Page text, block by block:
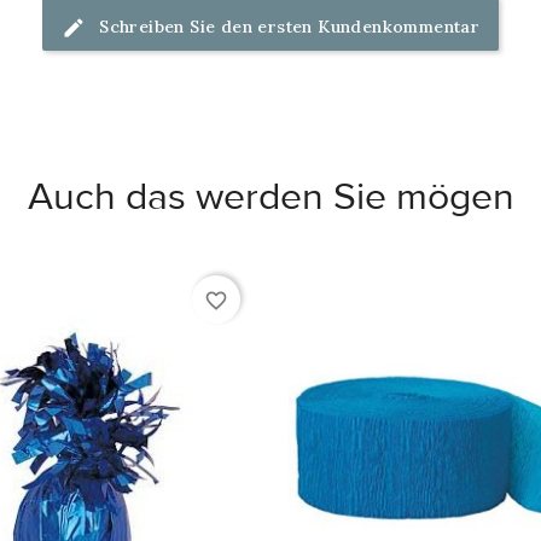
Schreiben Sie den ersten Kundenkommentar
Auch das werden Sie mögen
favorite_border